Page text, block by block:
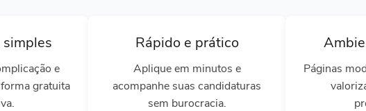
simples
e
gratuita
Rápido e prático
Aplique em minutos e
acompanhe suas candidaturas
sem burocracia.
Páginas